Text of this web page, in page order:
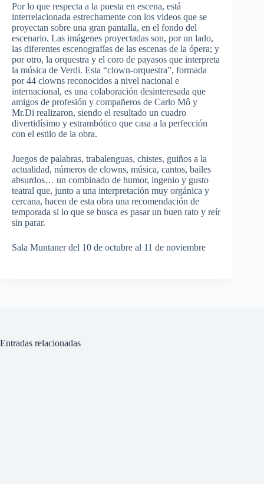
Por lo que respecta a la puesta en escena, está
interrelacionada estrechamente con los videos que se
proyectan sobre una gran pantalla, en el fondo del
escenario. Las imágenes proyectadas son, por un lado,
las diferentes escenografías de las escenas de la ópera; y
por otro, la orquestra y el coro de payasos que interpreta
la música de Verdi. Esta “clown-orquestra”, formada
por 44 clowns reconocidos a nivel nacional e
internacional, es una colaboración desinteresada que
amigos de profesión y compañeros de Carlo Mô y
Mr.Di realizaron, siendo el resultado un cuadro
divertidísimo y estrambótico que casa a la perfección
con el estilo de la obra.
Juegos de palabras, trabalenguas, chistes, guiños a la
actualidad, números de clowns, música, cantos, bailes
absurdos… un combinado de humor, ingenio y gusto
teatral que, junto a una interpretación muy orgánica y
cercana, hacen de esta obra una recomendación de
temporada si lo que se busca es pasar un buen rato y reír
sin parar.
Sala Muntaner del 10 de octubre al 11 de noviembre
Entradas relacionadas